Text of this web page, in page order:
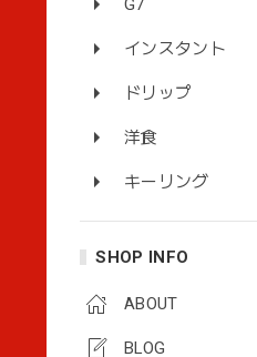
G7
インスタント
ドリップ
洋食
キーリング
SHOP INFO
ABOUT
BLOG